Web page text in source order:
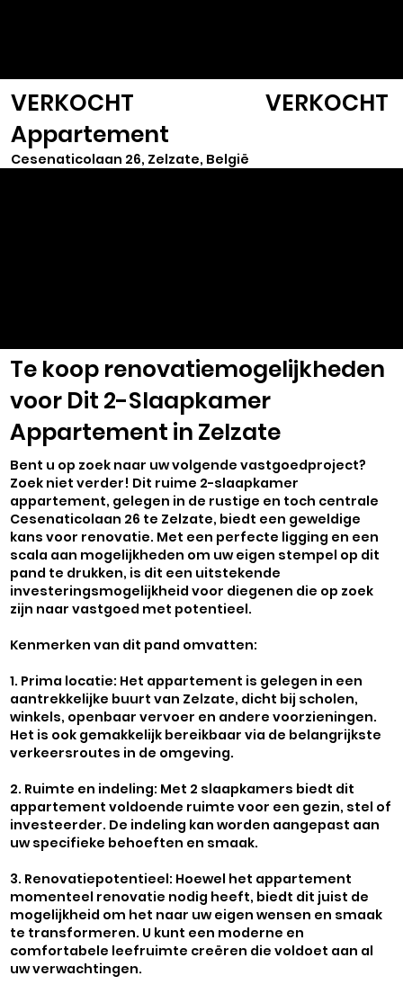
VERKOCHT
VERKOCHT
Appartement
Cesenaticolaan 26, Zelzate, België
Te koop renovatiemogelijkheden
voor Dit 2-Slaapkamer
Appartement in Zelzate
Bent u op zoek naar uw volgende vastgoedproject?
Zoek niet verder! Dit ruime 2-slaapkamer
appartement, gelegen in de rustige en toch centrale
Cesenaticolaan 26 te Zelzate, biedt een geweldige
kans voor renovatie. Met een perfecte ligging en een
scala aan mogelijkheden om uw eigen stempel op dit
pand te drukken, is dit een uitstekende
investeringsmogelijkheid voor diegenen die op zoek
zijn naar vastgoed met potentieel.
Kenmerken van dit pand omvatten:
1. Prima locatie: Het appartement is gelegen in een
aantrekkelijke buurt van Zelzate, dicht bij scholen,
winkels, openbaar vervoer en andere voorzieningen.
Het is ook gemakkelijk bereikbaar via de belangrijkste
verkeersroutes in de omgeving.
2. Ruimte en indeling: Met 2 slaapkamers biedt dit
appartement voldoende ruimte voor een gezin, stel of
investeerder. De indeling kan worden aangepast aan
uw specifieke behoeften en smaak.
3. Renovatiepotentieel: Hoewel het appartement
momenteel renovatie nodig heeft, biedt dit juist de
mogelijkheid om het naar uw eigen wensen en smaak
te transformeren. U kunt een moderne en
comfortabele leefruimte creëren die voldoet aan al
uw verwachtingen.